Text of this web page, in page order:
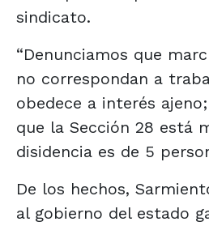
sindicato.
“Denunciamos que
no correspondan a
obedece a interés
que la Sección 28 está
disidencia es de 5
De los hechos,
al gobierno del estado